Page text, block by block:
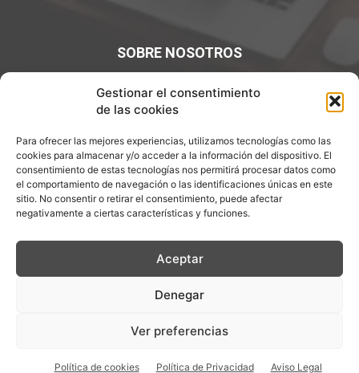
Gestionar el consentimiento
de las cookies
Para ofrecer las mejores experiencias, utilizamos tecnologías como las
cookies para almacenar y/o acceder a la información del dispositivo. El
consentimiento de estas tecnologías nos permitirá procesar datos como
el comportamiento de navegación o las identificaciones únicas en este
sitio. No consentir o retirar el consentimiento, puede afectar
negativamente a ciertas características y funciones.
Aceptar
Denegar
Ver preferencias
Política de cookies Política de Privacidad Aviso Legal
SOBRE NOSOTROS
¡Bienvenidos a Entre7Calderos.com, el lugar donde la
gastronomía y la cultura culinaria se encuentran! Sumérgete
Contáctanos:info@entre7calderos.com
SÍGUENOS
Política de Privacidad
Descargo de Responsablilidad
© Copyright 2026 - ENTRE 7 CALDEROS - Todos los derechos reservados.